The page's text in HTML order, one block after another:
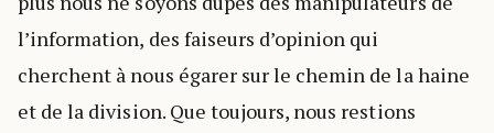
l’information, des faiseurs d’opinion qui
cherchent à nous égarer sur le chemin de la haine
et de la division. Que toujours, nous restions